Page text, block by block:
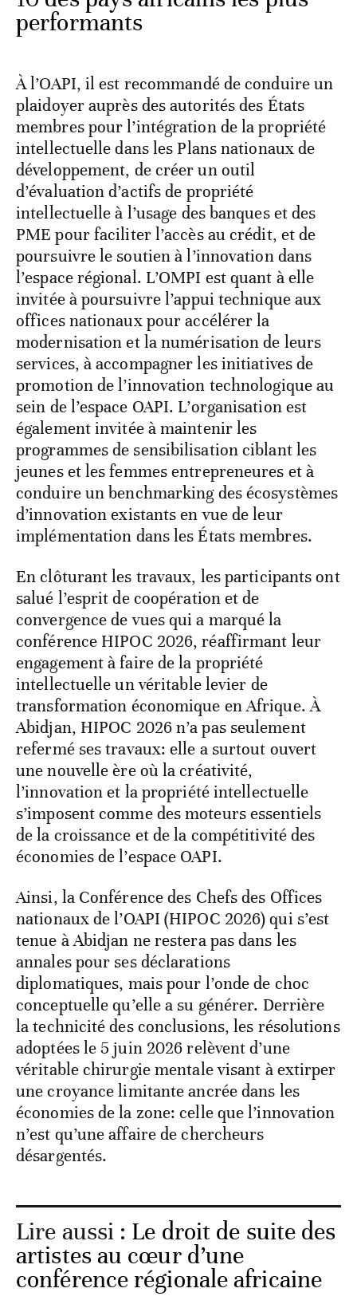
performants
À l’OAPI, il est recommandé de conduire un
plaidoyer auprès des autorités des États
membres pour l’intégration de la propriété
intellectuelle dans les Plans nationaux de
développement, de créer un outil
d’évaluation d’actifs de propriété
intellectuelle à l’usage des banques et des
PME pour faciliter l’accès au crédit, et de
poursuivre le soutien à l’innovation dans
l’espace régional. L’OMPI est quant à elle
invitée à poursuivre l’appui technique aux
offices nationaux pour accélérer la
modernisation et la numérisation de leurs
services, à accompagner les initiatives de
promotion de l’innovation technologique au
sein de l’espace OAPI. L’organisation est
également invitée à maintenir les
programmes de sensibilisation ciblant les
jeunes et les femmes entrepreneures et à
conduire un benchmarking des écosystèmes
d’innovation existants en vue de leur
implémentation dans les États membres.
En clôturant les travaux, les participants ont
salué l’esprit de coopération et de
convergence de vues qui a marqué la
conférence HIPOC 2026, réaffirmant leur
engagement à faire de la propriété
intellectuelle un véritable levier de
transformation économique en Afrique. À
Abidjan, HIPOC 2026 n’a pas seulement
refermé ses travaux: elle a surtout ouvert
une nouvelle ère où la créativité,
l’innovation et la propriété intellectuelle
s’imposent comme des moteurs essentiels
de la croissance et de la compétitivité des
économies de l’espace OAPI.
Ainsi, la Conférence des Chefs des Offices
nationaux de l’OAPI (HIPOC 2026) qui s’est
tenue à Abidjan ne restera pas dans les
annales pour ses déclarations
diplomatiques, mais pour l’onde de choc
conceptuelle qu’elle a su générer. Derrière
la technicité des conclusions, les résolutions
adoptées le 5 juin 2026 relèvent d’une
véritable chirurgie mentale visant à extirper
une croyance limitante ancrée dans les
économies de la zone: celle que l’innovation
n’est qu’une affaire de chercheurs
désargentés.
Lire aussi : Le droit de suite des
artistes au cœur d’une
conférence régionale africaine